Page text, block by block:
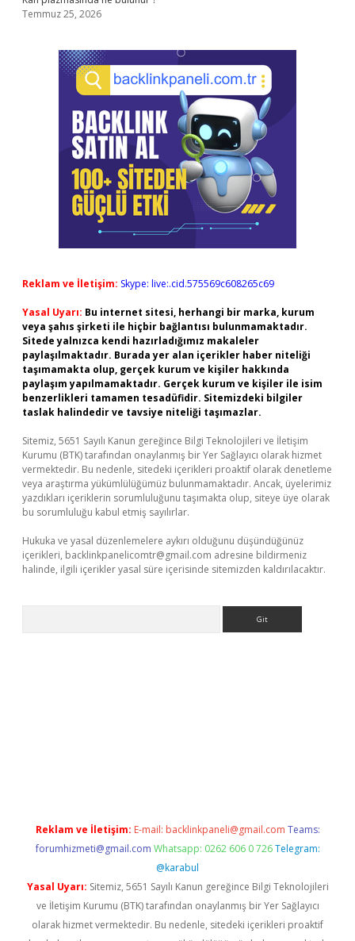
Temmuz 25, 2026
Reklam ve İletişim: Skype: live:.cid.575569c608265c69
Yasal Uyarı: Bu internet sitesi, herhangi bir marka, kurum
veya şahıs şirketi ile hiçbir bağlantısı bulunmamaktadır.
Sitede yalnızca kendi hazırladığımız makaleler
paylaşılmaktadır. Burada yer alan içerikler haber niteliği
taşımamakta olup, gerçek kurum ve kişiler hakkında
paylaşım yapılmamaktadır. Gerçek kurum ve kişiler ile isim
benzerlikleri tamamen tesadüfidir. Sitemizdeki bilgiler
taslak halindedir ve tavsiye niteliği taşımazlar.
Sitemiz, 5651 Sayılı Kanun gereğince Bilgi Teknolojileri ve İletişim
Kurumu (BTK) tarafından onaylanmış bir Yer Sağlayıcı olarak hizmet
vermektedir. Bu nedenle, sitedeki içerikleri proaktif olarak denetleme
veya araştırma yükümlülüğümüz bulunmamaktadır. Ancak, üyelerimiz
yazdıkları içeriklerin sorumluluğunu taşımakta olup, siteye üye olarak
bu sorumluluğu kabul etmiş sayılırlar.
Hukuka ve yasal düzenlemelere aykırı olduğunu düşündüğünüz
içerikleri, backlinkpanelicomtr@gmail.com adresine bildirmeniz
halinde, ilgili içerikler yasal süre içerisinde sitemizden kaldırılacaktır.
Reklam ve İletişim: E-mail: backlinkpaneli@gmail.com Teams:
forumhizmeti@gmail.com Whatsapp: 0262 606 0 726 Telegram:
@karabul
Yasal Uyarı: Sitemiz, 5651 Sayılı Kanun gereğince Bilgi Teknolojileri
ve İletişim Kurumu (BTK) tarafından onaylanmış bir Yer Sağlayıcı
olarak hizmet vermektedir. Bu nedenle, sitedeki içerikleri proaktif